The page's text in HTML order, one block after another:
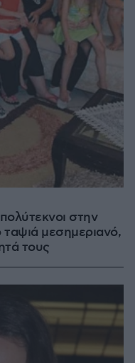
στην
μεσημεριανό,
τους